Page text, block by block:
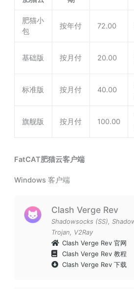
肥猫小
包
按年付 72.00
基础版 按月付 20.00
标准版 按月付 40.00
旗舰版 按月付 100.00
FatCAT肥猫云客户端
Windows 客户端
Clash Verge Rev
Shadowsocks (SS),
Trojan, V2Ray
Clash Verge Rev 官网
Clash Verge Rev 教程
Clash Verge Rev 下载